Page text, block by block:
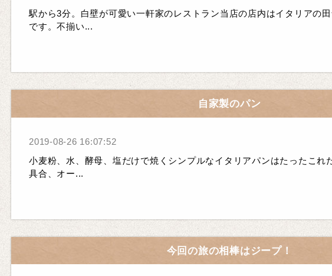
駅から3分。白壁が可愛い一軒家のレストラン当店の店内はイタリアの
です。不揃い...
自家製のパン
2019-08-26 16:07:52
小麦粉、水、酵母、塩だけで焼くシンプルなイタリアパンはたったこれ
具合、オー...
今回の旅の相棒はジープ！